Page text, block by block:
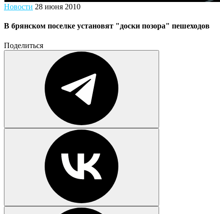
Новости 28 июня 2010
В брянском поселке установят "доски позора" пешеходов
Поделиться